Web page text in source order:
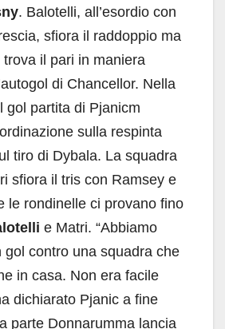
. Balotelli, all’esordio con
sfiora il raddoppio ma
il pari in maniera
di Chancellor. Nella
gol partita di Pjanicm
sulla respinta
tiro di Dybala. La squadra
sfiora il tris con Ramsey e
le rondinelle ci provano fino
e Matri. “Abbiamo
gol contro una squadra che
in casa. Non era facile
dichiarato Pjanic a fine
parte Donnarumma lancia